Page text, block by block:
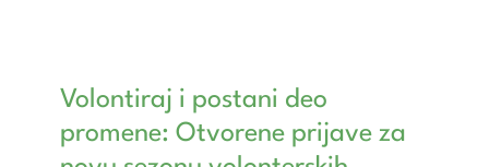
Volontiraj i postani deo
promene: Otvorene prijave za